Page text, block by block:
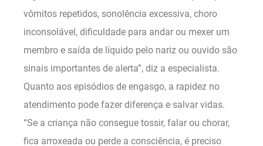
vômitos repetidos, sonolência excessiva, choro
inconsolável, dificuldade para andar ou mexer um
membro e saída de líquido pelo nariz ou ouvido são
sinais importantes de alerta”, diz a especialista.
Quanto aos episódios de engasgo, a rapidez no
atendimento pode fazer diferença e salvar vidas.
“Se a criança não consegue tossir, falar ou chorar,
fica arroxeada ou perde a consciência, é preciso